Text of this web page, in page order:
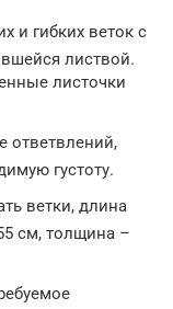
и гибких веток с
листвой.
листочки
ответвлений,
густоту.
ветки, длина
см, толщина –